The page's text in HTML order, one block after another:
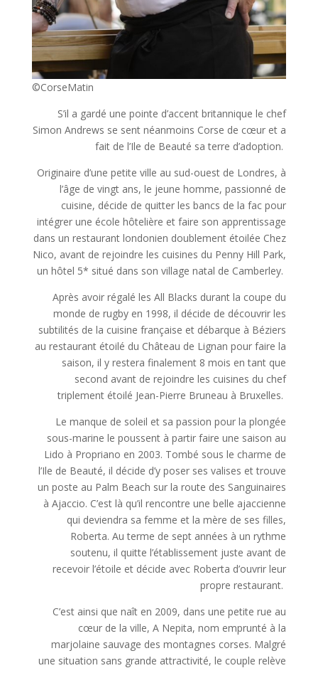
©CorseMatin
S’il a gardé une pointe d’accent britannique le chef
Simon Andrews se sent néanmoins Corse de cœur et a
fait de l’Ile de Beauté sa terre d’adoption.
Originaire d’une petite ville au sud-ouest de Londres, à
l’âge de vingt ans, le jeune homme, passionné de
cuisine, décide de quitter les bancs de la fac pour
intégrer une école hôtelière et faire son apprentissage
dans un restaurant londonien doublement étoilée Chez
Nico, avant de rejoindre les cuisines du Penny Hill Park,
un hôtel 5* situé dans son village natal de Camberley.
Après avoir régalé les All Blacks durant la coupe du
monde de rugby en 1998, il décide de découvrir les
subtilités de la cuisine française et débarque à Béziers
au restaurant étoilé du Château de Lignan pour faire la
saison, il y restera finalement 8 mois en tant que
second avant de rejoindre les cuisines du chef
triplement étoilé Jean-Pierre Bruneau à Bruxelles.
Le manque de soleil et sa passion pour la plongée
sous-marine le poussent à partir faire une saison au
Lido à Propriano en 2003. Tombé sous le charme de
l’Ile de Beauté, il décide d’y poser ses valises et trouve
un poste au Palm Beach sur la route des Sanguinaires
à Ajaccio. C’est là qu’il rencontre une belle ajaccienne
qui deviendra sa femme et la mère de ses filles,
Roberta. Au terme de sept années à un rythme
soutenu, il quitte l’établissement juste avant de
recevoir l’étoile et décide avec Roberta d’ouvrir leur
propre restaurant.
C’est ainsi que naît en 2009, dans une petite rue au
cœur de la ville, A Nepita, nom emprunté à la
marjolaine sauvage des montagnes corses. Malgré
une situation sans grande attractivité, le couple relève